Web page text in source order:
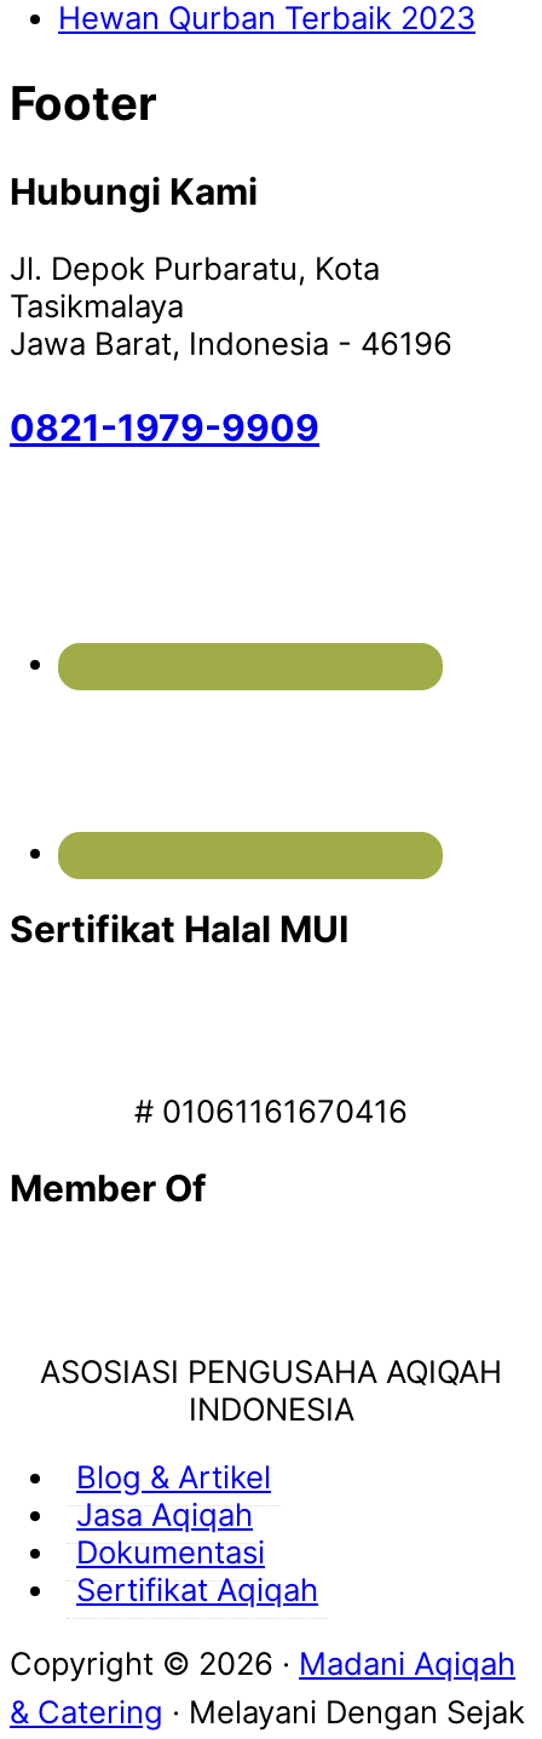
Hewan Qurban Terbaik 2023
Footer
Hubungi Kami
Jl. Depok Purbaratu, Kota
Tasikmalaya
Jawa Barat, Indonesia - 46196
0821-1979-9909
Sertifikat Halal MUI
# 01061161670416
Member Of
ASOSIASI PENGUSAHA AQIQAH
INDONESIA
Blog & Artikel
Jasa Aqiqah
Dokumentasi
Sertifikat Aqiqah
Copyright © 2026 · Madani Aqiqah
& Catering · Melayani Dengan Sejak